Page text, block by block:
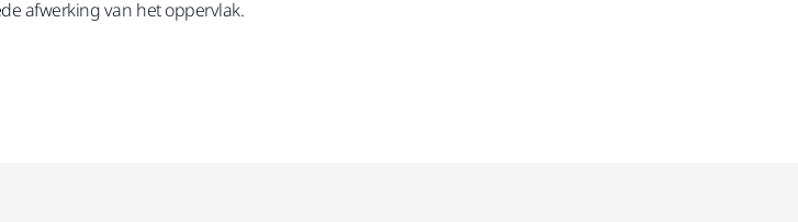
afwerking van het oppervlak.